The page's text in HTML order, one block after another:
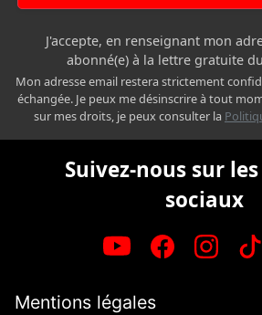
J'accepte, en renseignant mon
abonné(e) à la lettre gratuite
Mon adresse email restera strictement
échangée. Je peux me désinscrire à tout
sur mes droits, je peux consulter la
Suivez-nous sur
sociaux
Mentions légales